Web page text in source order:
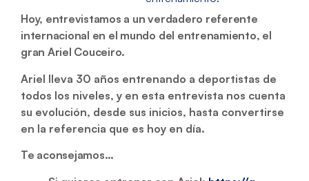
Hoy, entrevistamos a un verdadero referente
internacional en el mundo del entrenamiento, el
gran Ariel Couceiro.
Ariel lleva 30 años entrenando a deportistas de
todos los niveles, y en esta entrevista nos cuenta
su evolución, desde sus inicios, hasta convertirse
en la referencia que es hoy en día.
Te aconsejamos…